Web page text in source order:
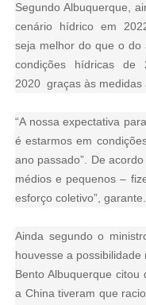
Segundo Albuquerque,
cenário hídrico em
seja melhor do que o do
condições hídricas
2020 graças às medidas
“A nossa expectativa
é estarmos em
ano passado”. De
médios e pequenos –
esforço coletivo”, garante.
Ainda segundo o
houvesse a
Bento Albuquerque
a China tiveram que